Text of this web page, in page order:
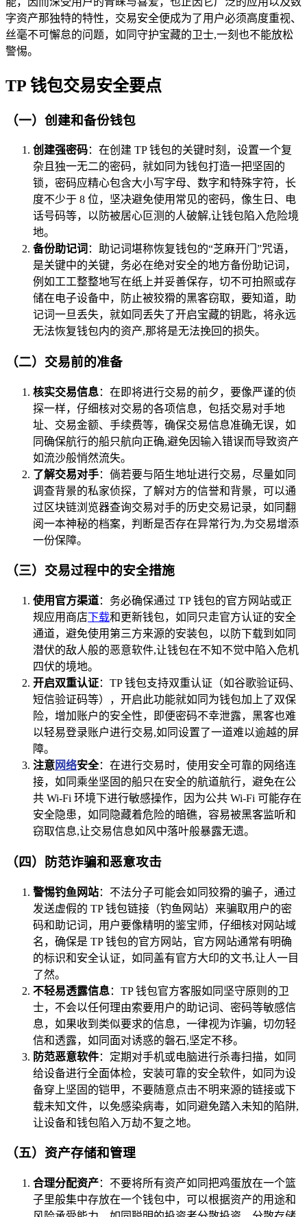
字资产那独特的特性，交易安全便成为了用户必须高度重视、
丝毫不可懈怠的问题，如同守护宝藏的卫士,一刻也不能放松
警惕。
TP 钱包交易安全要点
（一）创建和备份钱包
创建强密码：在创建 TP 钱包的关键时刻，设置一个复
杂且独一无二的密码，就如同为钱包打造一把坚固的
锁，密码应精心包含大小写字母、数字和特殊字符，长
度不少于 8 位，坚决避免使用常见的密码，像生日、电
话号码等，以防被居心叵测的人破解,让钱包陷入危险境
地。
备份助记词 ：助记词堪称恢复钱包的“芝麻开门”咒语，
是关键中的关键，务必在绝对安全的地方备份助记词，
例如工工整整地写在纸上并妥善保存，切不可拍照或存
储在电子设备中，防止被狡猾的黑客窃取，要知道，助
记词一旦丢失，就如同丢失了开启宝藏的钥匙，将永远
无法恢复钱包内的资产,那将是无法挽回的损失。
（二）交易前的准备
核实交易信息：在即将进行交易的前夕，要像严谨的侦
探一样，仔细核对交易的各项信息，包括交易对手地
址、交易金额、手续费等，确保交易信息准确无误，如
同确保航行的船只航向正确,避免因输入错误而导致资产
如流沙般悄然流失。
了解交易对手：倘若要与陌生地址进行交易，尽量如同
调查背景的私家侦探，了解对方的信誉和背景，可以通
过区块链浏览器查询交易对手的历史交易记录，如同翻
阅一本神秘的档案，判断是否存在异常行为,为交易增添
一份保障。
（三）交易过程中的安全措施
使用官方渠道：务必确保通过 TP 钱包的官方网站或正
规应用商店下载和更新钱包，如同只走官方认证的安全
通道，避免使用第三方来源的安装包，以防下载到如同
潜伏的敌人般的恶意软件,让钱包在不知不觉中陷入危机
四伏的境地。
开启双重认证：TP 钱包支持双重认证（如谷歌验证码、
短信验证码等），开启此功能就如同为钱包加上了双保
险，增加账户的安全性，即便密码不幸泄露，黑客也难
以轻易登录账户进行交易,如同设置了一道难以逾越的屏
障。
注意网络安全：在进行交易时，使用安全可靠的网络连
接，如同乘坐坚固的船只在安全的航道航行，避免在公
共 Wi-Fi 环境下进行敏感操作，因为公共 Wi-Fi 可能存在
安全隐患，如同隐藏着危险的暗礁，容易被黑客监听和
窃取信息,让交易信息如风中落叶般暴露无遗。
（四）防范诈骗和恶意攻击
警惕钓鱼网站：不法分子可能会如同狡猾的骗子，通过
发送虚假的 TP 钱包链接（钓鱼网站）来骗取用户的密
码和助记词，用户要像精明的鉴宝师，仔细核对网站域
名，确保是 TP 钱包的官方网站，官方网站通常有明确
的标识和安全认证，如同盖有官方大印的文书,让人一目
了然。
不轻易透露信息：TP 钱包官方客服如同坚守原则的卫
士，不会以任何理由索要用户的助记词、密码等敏感信
息，如果收到类似要求的信息，一律视为诈骗，切勿轻
信和透露，如同面对诱惑的磐石,坚定不移。
防范恶意软件：定期对手机或电脑进行杀毒扫描，如同
给设备进行全面体检，安装可靠的安全软件，如同为设
备穿上坚固的铠甲，不要随意点击不明来源的链接或下
载未知文件，以免感染病毒，如同避免踏入未知的陷阱,
让设备和钱包陷入万劫不复之地。
（五）资产存储和管理
合理分配资产：不要将所有资产如同把鸡蛋放在一个篮
子里般集中存放在一个钱包中，可以根据资产的用途和